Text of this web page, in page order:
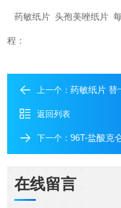
药敏纸片 头孢美唑纸片
程：
上一个： 药敏纸片 替
返回列表
下一个： 96T-盐酸克
在线留言